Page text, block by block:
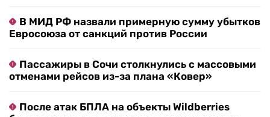
В МИД РФ назвали примерную сумму убытков
Евросоюза от санкций против России
Пассажиры в Сочи столкнулись с массовыми
отменами рейсов из-за плана «Ковер»
После атак БПЛА на объекты Wildberries